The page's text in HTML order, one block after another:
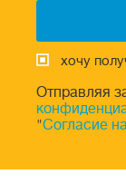
хочу
Отправляя
"Согласие